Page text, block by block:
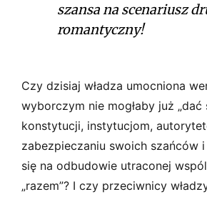
szansa na scenariusz
romantyczny!
Czy dzisiaj władza umocniona
wyborczym nie mogłaby już „dać
konstytucji, instytucjom,
zabezpieczaniu swoich szańców
się na odbudowie utraconej
„razem”? I czy przeciwnicy